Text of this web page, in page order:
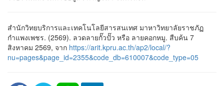
สำนักวิทยบริการและเทคโนโลยีสารสนเทศ มาหาวิทยาลัยราชภัฏ
กำแพงเพชร. (2569). ลวดลายกั๊วปั๊ว หรือ ลายคอกหมู. สืบค้น 7
สิงหาคม 2569, จาก https://arit.kpru.ac.th/ap2/local/?
nu=pages&page_id=2355&code_db=610007&code_type=05